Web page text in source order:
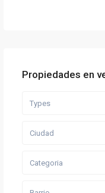
Propiedades en
Types
Ciudad
Categoria